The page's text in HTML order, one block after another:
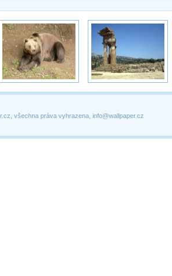
všechna práva vyhrazena, info@wallpaper.cz